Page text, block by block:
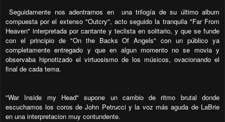
Seguidamente nos adentrarnos en una trilogía de su último album
compuesta por el extenso "Outcry", acto seguido la tranquila "Far From
Heaven" interpretada por cantante y teclista en solitario, y que se funde
con el principio de "On the Backs Of Angels" con un público ya
completamente entregado y que en algun momento no se movia y
observaba hipnotizado el virtuosismo de los músicos, ovacionando el
final de cada tema.
"War Inside my Head" supone un cambio de ritmo brutal donde
escuchamos los coros de John Petrucci y la voz más aguda de LaBrie
en una interpretacion muy contundente.